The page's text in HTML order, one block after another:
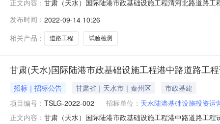
正文内容： 甘肃（天水）国际陆港市政基础设施工程渭河北路道路
15333440804竞价(公告)开始时间2022-09-1410:20:00
发布时间： 2022-09-14 10:26
相关产品：
道路工程 试验检测
甘肃(天水)国际陆港市政基础设施工程港中路道路工
招标｜招标公告 甘肃省｜天水市｜秦州区
市政基建
项目编号： TSLG-2022-002 招标单位： 天水陆港基础设施投资运
正文内容： 甘肃（天水）国际陆港市政基础设施工程港中路道路工